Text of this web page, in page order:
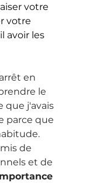
votre
votre
avoir les
en
le
que j'avais
parce que
de
et de